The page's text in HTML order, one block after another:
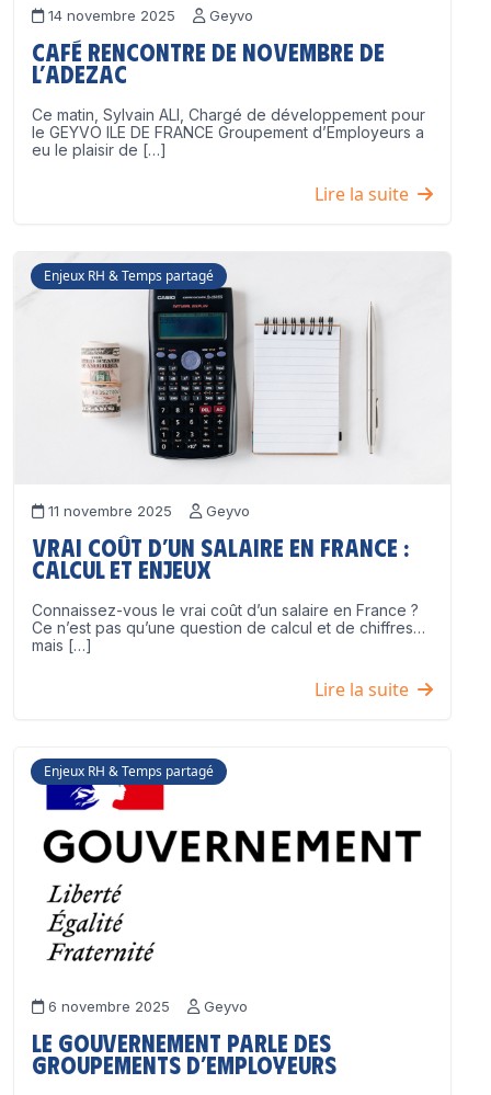
14 novembre 2025 Geyvo
Café Rencontre de Novembre de
l’ADEZAC
Ce matin, Sylvain ALI, Chargé de développement pour
le GEYVO ILE DE FRANCE Groupement d’Employeurs a
eu le plaisir de […]
Lire la suite
Enjeux RH & Temps partagé
11 novembre 2025 Geyvo
Vrai coût d’un salaire en France :
calcul et enjeux
Connaissez-vous le vrai coût d’un salaire en France ?
Ce n’est pas qu’une question de calcul et de chiffres…
mais […]
Lire la suite
Enjeux RH & Temps partagé
6 novembre 2025 Geyvo
Le Gouvernement parle des
groupements d’employeurs